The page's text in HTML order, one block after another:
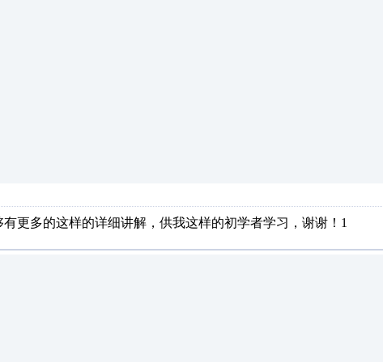
更多的这样的详细讲解，供我这样的初学者学习，谢谢！1